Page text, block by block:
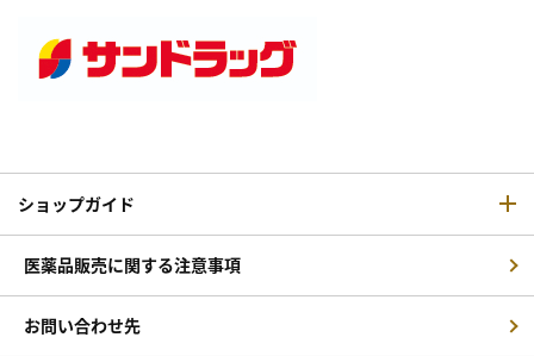
ショップガイド
医薬品販売に関する注意事項
お問い合わせ先